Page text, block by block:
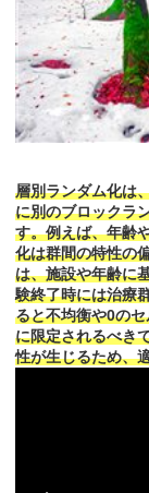
層別ランダム化は
に別のブロックラ
す。例えば、年齢
化は群間の特性の
は、施設や年齢に
験終了時には治療
ると不均衡や0の
に限定されるべき
性が生じるため、